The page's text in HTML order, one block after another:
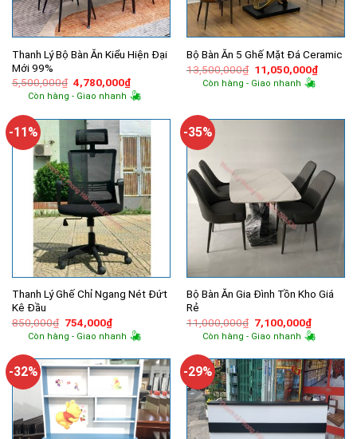
Thanh Lý Bộ Bàn Ăn Kiểu Hiện Đại
Mới 99%
5,500,000₫ Giá
gốc
là:
4,780,000₫Giá
hiện
tại
4,780,000₫.
Còn hàng - Giao nhanh
Bộ Bàn Ăn 5 Ghế Mặt Đá Ceramic
13,500,000₫ Giá
gốc
là:
11,050,000₫Giá
hiện
Còn hàng - Giao nhanh
-11%
Thanh Lý Ghế Chỉ Ngang Nét Đứt
Kê Đầu
850,000₫ Giá
gốc
là:
754,000₫Giá
hiện
tại
754,000₫.
Còn hàng - Giao nhanh
-35%
Bộ Bàn Ăn Gia Đình Tồn Kho Giá
Rẻ
11,000,000₫ Giá
gốc
là:
7,100,000₫Giá
hiện
tại
Còn hàng - Giao nhanh
-32% -29%